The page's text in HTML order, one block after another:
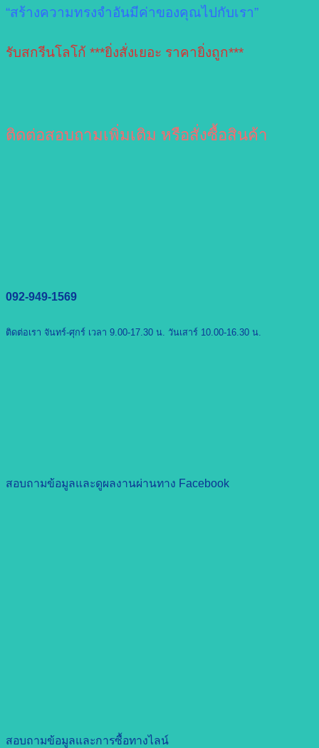
“สร้างความทรงจำอันมีค่าของคุณไปกับเรา”
รับสกรีนโลโก้ ***ยิ่งสั่งเยอะ ราคายิ่งถูก***
ติดต่อสอบถามเพิ่มเติม หรือสั่งซื้อสินค้า
092-949-1569
ติดต่อเรา จันทร์-ศุกร์ เวลา 9.00-17.30 น. วันเสาร์ 10.00-16.30 น.
สอบถามข้อมูลและดูผลงานผ่านทาง Facebook
สอบถามข้อมูลและการซื้อทางไลน์